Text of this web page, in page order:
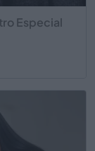
Especial